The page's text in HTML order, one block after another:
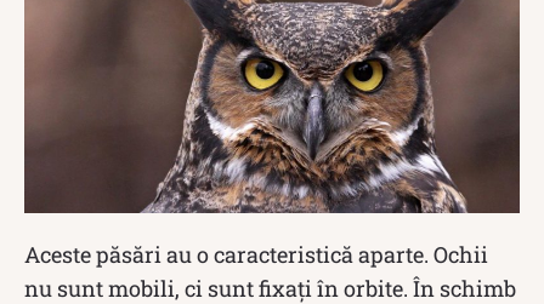
Aceste păsări au o caracteristică aparte. Ochii
nu sunt mobili, ci sunt fixați în orbite. În schimb